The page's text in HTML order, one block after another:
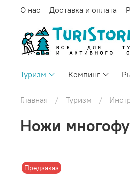
О нас Доставка и оплата
Туризм Кемпинг
Главная Туризм
Ножи
Предзаказ